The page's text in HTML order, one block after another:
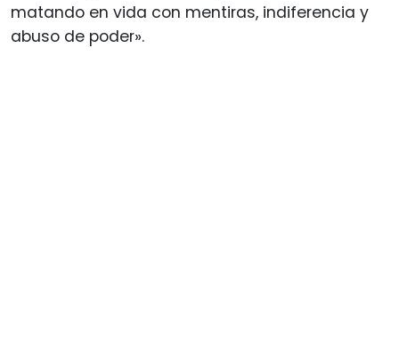
matando en vida con mentiras, indiferencia y
abuso de poder».